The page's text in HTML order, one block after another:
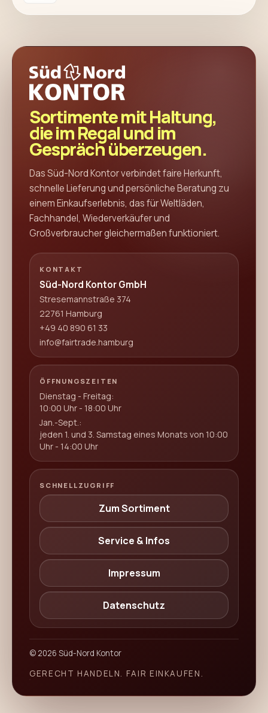
Sortimente mit Haltung,
die im Regal und im
Gespräch überzeugen.
Das Süd-Nord Kontor verbindet faire Herkunft,
schnelle Lieferung und persönliche Beratung zu
einem Einkaufserlebnis, das für Weltläden,
Fachhandel, Wiederverkäufer und
Großverbraucher gleichermaßen funktioniert.
KONTAKT
Süd-Nord Kontor GmbH
Stresemannstraße 374
22761 Hamburg
+49 40 890 61 33
info@fairtrade.hamburg
ÖFFNUNGSZEITEN
Dienstag - Freitag:
10:00 Uhr - 18:00 Uhr
Jan.-Sept.:
jeden 1. und 3. Samstag eines Monats von 10:00
Uhr - 14:00 Uhr
SCHNELLZUGRIFF
Zum Sortiment
Service & Infos
Impressum
Datenschutz
© 2026 Süd-Nord Kontor
GERECHT HANDELN. FAIR EINKAUFEN.